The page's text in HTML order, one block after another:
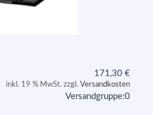
171,30 €
inkl. 19 % MwSt. zzgl. Versandkosten
Versandgruppe:0